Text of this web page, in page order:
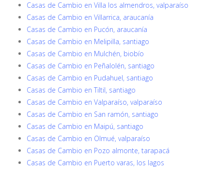
Casas de Cambio en Villa los almendros, valparaíso
Casas de Cambio en Villarrica, araucanía
Casas de Cambio en Pucón, araucanía
Casas de Cambio en Melipilla, santiago
Casas de Cambio en Mulchén, biobío
Casas de Cambio en Peñalolén, santiago
Casas de Cambio en Pudahuel, santiago
Casas de Cambio en Tiltil, santiago
Casas de Cambio en Valparaíso, valparaíso
Casas de Cambio en San ramón, santiago
Casas de Cambio en Maipú, santiago
Casas de Cambio en Olmué, valparaíso
Casas de Cambio en Pozo almonte, tarapacá
Casas de Cambio en Puerto varas, los lagos